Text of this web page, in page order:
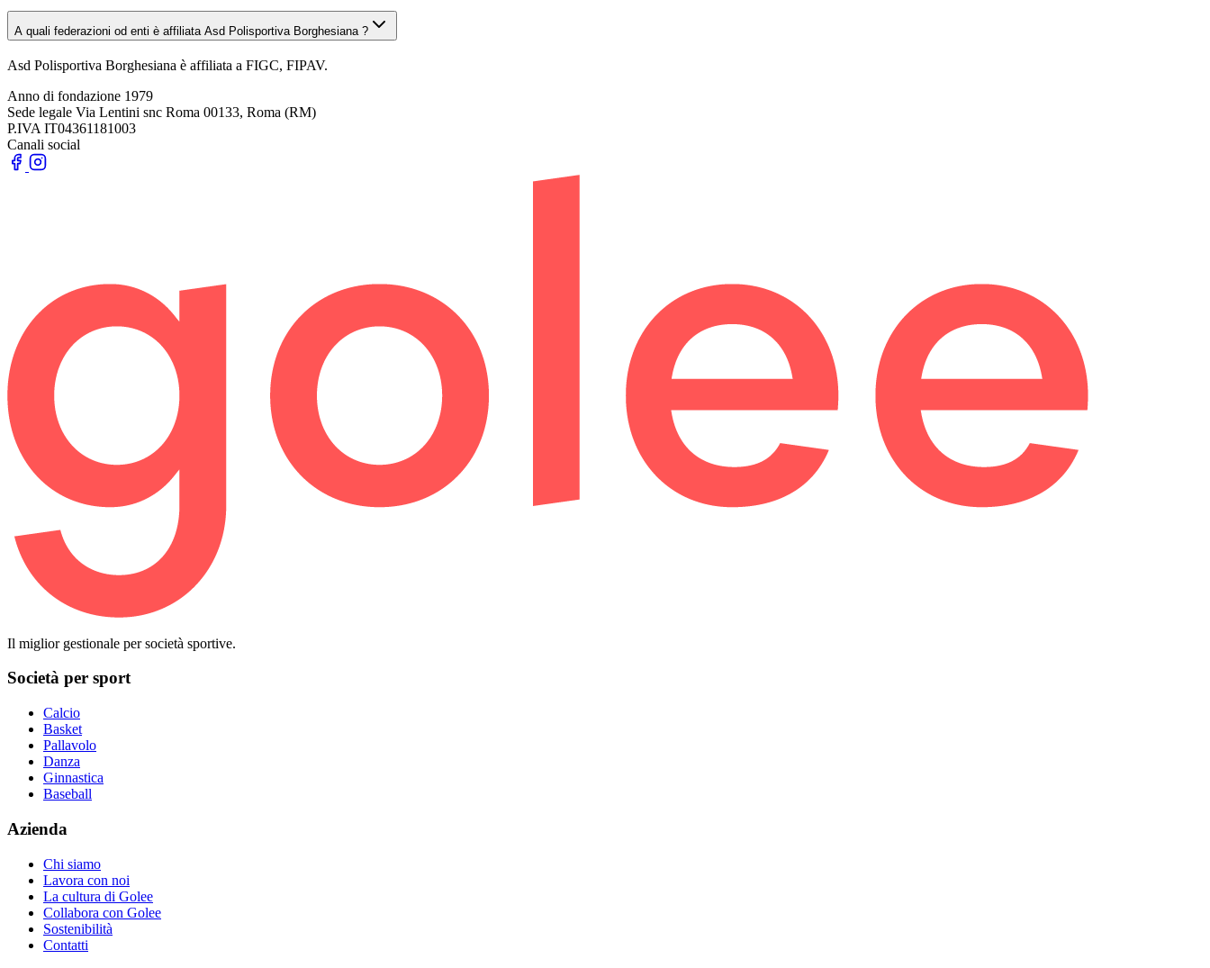
A quali federazioni od enti è affiliata Asd Polisportiva Borghesiana ?
Asd Polisportiva Borghesiana è affiliata a FIGC, FIPAV.
Anno di fondazione 1979
Sede legale Via Lentini snc Roma 00133, Roma (RM)
P.IVA IT04361181003
Canali social
Il miglior gestionale per società sportive.
Società per sport
Calcio
Basket
Pallavolo
Danza
Ginnastica
Baseball
Azienda
Chi siamo
Lavora con noi
La cultura di Golee
Collabora con Golee
Sostenibilità
Contatti